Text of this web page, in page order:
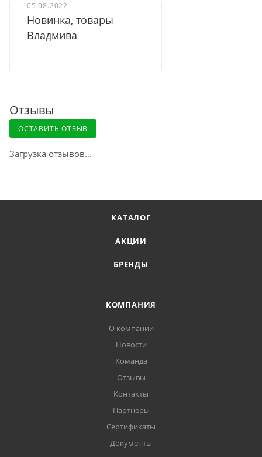
Доставка курьером СДЭК по России
05.08.2022
Новинка, товары
Владмива
Отзывы
ОСТАВИТЬ ОТЗЫВ
Загрузка отзывов...
КАТАЛОГ
АКЦИИ
БРЕНДЫ
КОМПАНИЯ
О компании
Новости
Команда
Отзывы
Контакты
Партнеры
Сертификаты
Документы